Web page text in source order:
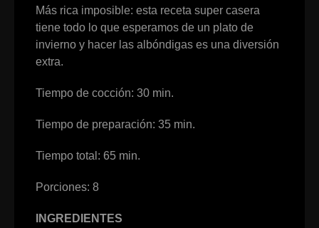
Más rica imposible: esta receta super casera
tiene todo lo que esperamos de un plato de
invierno y hacer las albóndigas es una diversión
extra.
Tiempo de cocción: 30 min.
Tiempo de preparación: 35 min.
Tiempo total: 65 min.
Porciones: 8
INGREDIENTES